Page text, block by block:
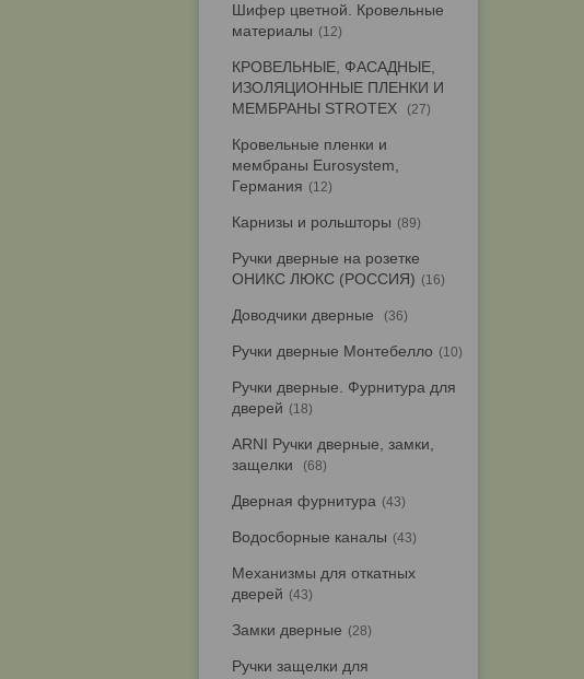
Шифер цветной. Кровельные
материалы
12
КРОВЕЛЬНЫЕ, ФАСАДНЫЕ,
ИЗОЛЯЦИОННЫЕ ПЛЕНКИ И
МЕМБРАНЫ STROTEX
27
Кровельные пленки и
мембраны Eurosystem,
Германия
12
Карнизы и рольшторы 89
Ручки дверные на розетке
ОНИКС ЛЮКС (РОССИЯ)
16
Доводчики дверные 36
Ручки дверные Монтебелло 10
Ручки дверные. Фурнитура для
дверей
18
ARNI Ручки дверные, замки,
защелки
68
Дверная фурнитура 43
Водосборные каналы 43
Механизмы для откатных
дверей
43
Замки дверные 28
Ручки защелки для